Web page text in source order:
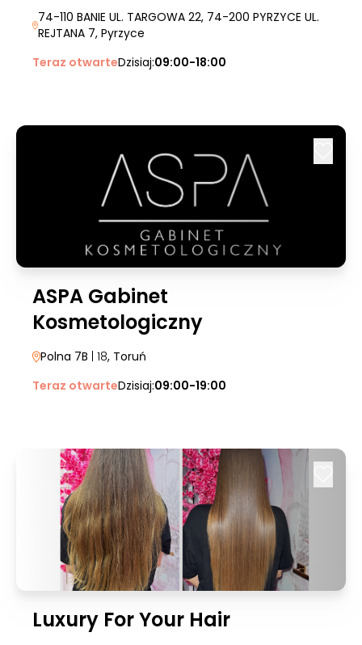
74-110 BANIE UL. TARGOWA 22, 74-200 PYRZYCE UL.
REJTANA 7, Pyrzyce
Teraz otwarteDzisiaj:09:00-18:00
ASPA Gabinet
Kosmetologiczny
Polna 7B | 18, Toruń
Teraz otwarteDzisiaj:09:00-19:00
Luxury For Your Hair